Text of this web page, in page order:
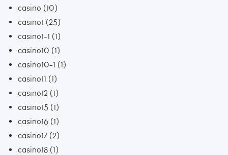
casino (10)
casino1 (25)
casino1-1 (1)
casino10 (1)
casino10-1 (1)
casino11 (1)
casino12 (1)
casino15 (1)
casino16 (1)
casino17 (2)
casino18 (1)